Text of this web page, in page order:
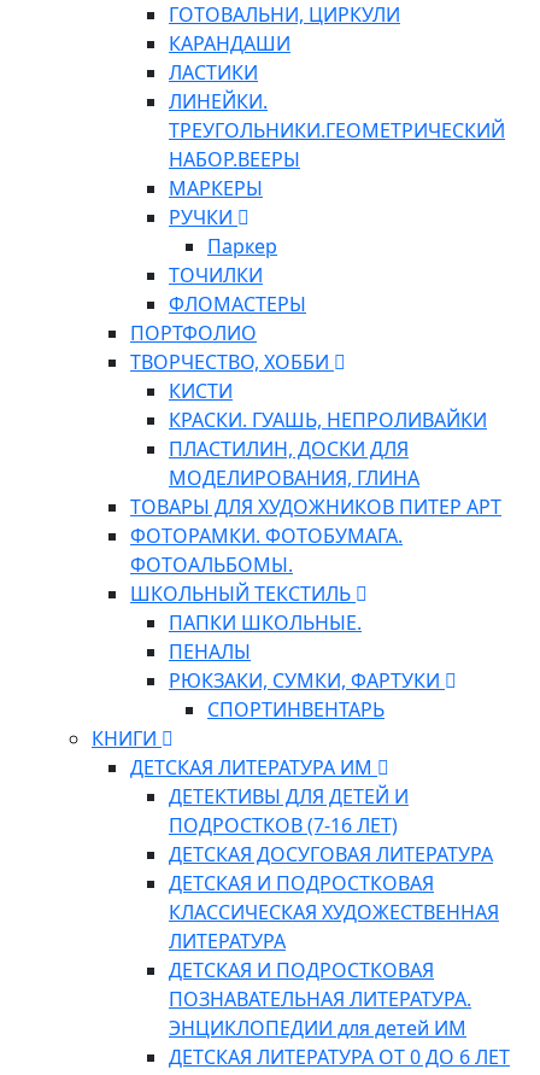
ГОТОВАЛЬНИ, ЦИРКУЛИ
КАРАНДАШИ
ЛАСТИКИ
ЛИНЕЙКИ.
ТРЕУГОЛЬНИКИ.ГЕОМЕТРИЧЕСКИЙ
НАБОР.ВЕЕРЫ
МАРКЕРЫ
РУЧКИ
Паркер
ТОЧИЛКИ
ФЛОМАСТЕРЫ
ПОРТФОЛИО
ТВОРЧЕСТВО, ХОББИ
КИСТИ
КРАСКИ. ГУАШЬ, НЕПРОЛИВАЙКИ
ПЛАСТИЛИН, ДОСКИ ДЛЯ
МОДЕЛИРОВАНИЯ, ГЛИНА
ТОВАРЫ ДЛЯ ХУДОЖНИКОВ ПИТЕР АРТ
ФОТОРАМКИ. ФОТОБУМАГА.
ФОТОАЛЬБОМЫ.
ШКОЛЬНЫЙ ТЕКСТИЛЬ
ПАПКИ ШКОЛЬНЫЕ.
ПЕНАЛЫ
РЮКЗАКИ, СУМКИ, ФАРТУКИ
СПОРТИНВЕНТАРЬ
КНИГИ
ДЕТСКАЯ ЛИТЕРАТУРА ИМ
ДЕТЕКТИВЫ ДЛЯ ДЕТЕЙ И
ПОДРОСТКОВ (7-16 ЛЕТ)
ДЕТСКАЯ ДОСУГОВАЯ ЛИТЕРАТУРА
ДЕТСКАЯ И ПОДРОСТКОВАЯ
КЛАССИЧЕСКАЯ ХУДОЖЕСТВЕННАЯ
ЛИТЕРАТУРА
ДЕТСКАЯ И ПОДРОСТКОВАЯ
ПОЗНАВАТЕЛЬНАЯ ЛИТЕРАТУРА.
ЭНЦИКЛОПЕДИИ для детей ИМ
ДЕТСКАЯ ЛИТЕРАТУРА ОТ 0 ДО 6 ЛЕТ